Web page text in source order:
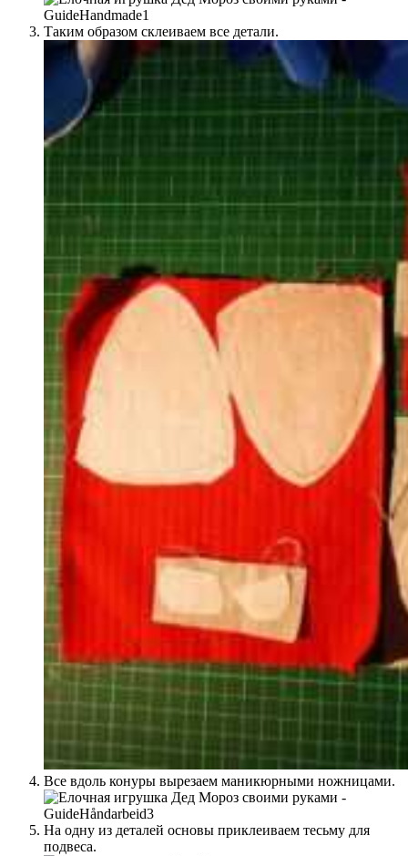
Таким образом склеиваем все детали.
Все вдоль конуры вырезаем маникюрными ножницами.
На одну из деталей основы приклеиваем тесьму для
подвеса.